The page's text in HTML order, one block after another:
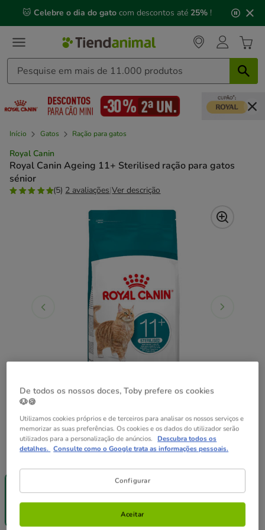
mensagem,
🐱 Celebre o dia do gato com descontos até 25% !
Início Gatos Ração para gatos
Royal Canin
Royal Canin Ageing 11+ Sterilised ração para gatos
sénior
(5) 2 avaliações|Ver descrição
Peso:2 kg
2 kg
31.99€
54.99€
(13.75€ / kg)
De todos os nossos doces, Toby prefere os cookies
🐶🍪
Utilizamos cookies próprios e de terceiros para analisar os nossos serviços e
memorizar as suas preferências. Os cookies e os dados do utilizador serão
utilizados para a personalização de anúncios. Descubra todos os
detalhes. Consulte como o Google trata as informações pessoais.
Configurar
Aceitar